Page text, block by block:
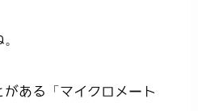
ある「マイクロメート